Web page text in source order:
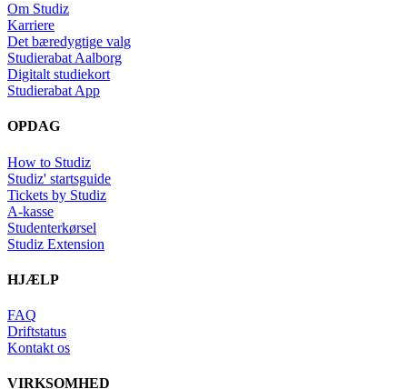
Om Studiz
Karriere
Det bæredygtige valg
Studierabat Aalborg
Digitalt studiekort
Studierabat App
OPDAG
How to Studiz
Studiz' startsguide
Tickets by Studiz
A-kasse
Studenterkørsel
Studiz Extension
HJÆLP
FAQ
Driftstatus
Kontakt os
VIRKSOMHED